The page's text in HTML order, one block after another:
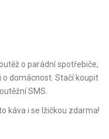
o parádní spotřebiče,
o domácnost. Stačí koupit
SMS.
káva i se lžičkou zdarma!